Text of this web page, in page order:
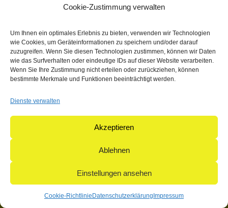
Cookie-Zustimmung verwalten
Um Ihnen ein optimales Erlebnis zu bieten, verwenden wir Technologien
wie Cookies, um Geräteinformationen zu speichern und/oder darauf
zuzugreifen. Wenn Sie diesen Technologien zustimmen, können wir Daten
wie das Surfverhalten oder eindeutige IDs auf dieser Website verarbeiten.
Wenn Sie Ihre Zustimmung nicht erteilen oder zurückziehen, können
bestimmte Merkmale und Funktionen beeinträchtigt werden.
Dienste verwalten
Akzeptieren
Ablehnen
Einstellungen ansehen
Cookie-Richtlinie Datenschutzerklärung Impressum
Hier bahnt sich etwas Großes an! Unser Shop ist in Arbeit
und wird bald veröffentlicht!
© 2004-2026: herpetofauna Verlags-GmbH | Postfach 11 10 |
71365 Weinstadt | Germany